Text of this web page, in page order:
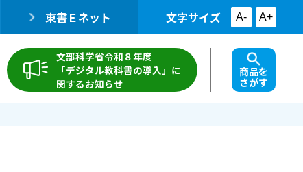
東書Ｅネット 文字サイズ A- A+
文部科学省令和８年度
「デジタル教科書の導入」に
関するお知らせ
商品を
さがす